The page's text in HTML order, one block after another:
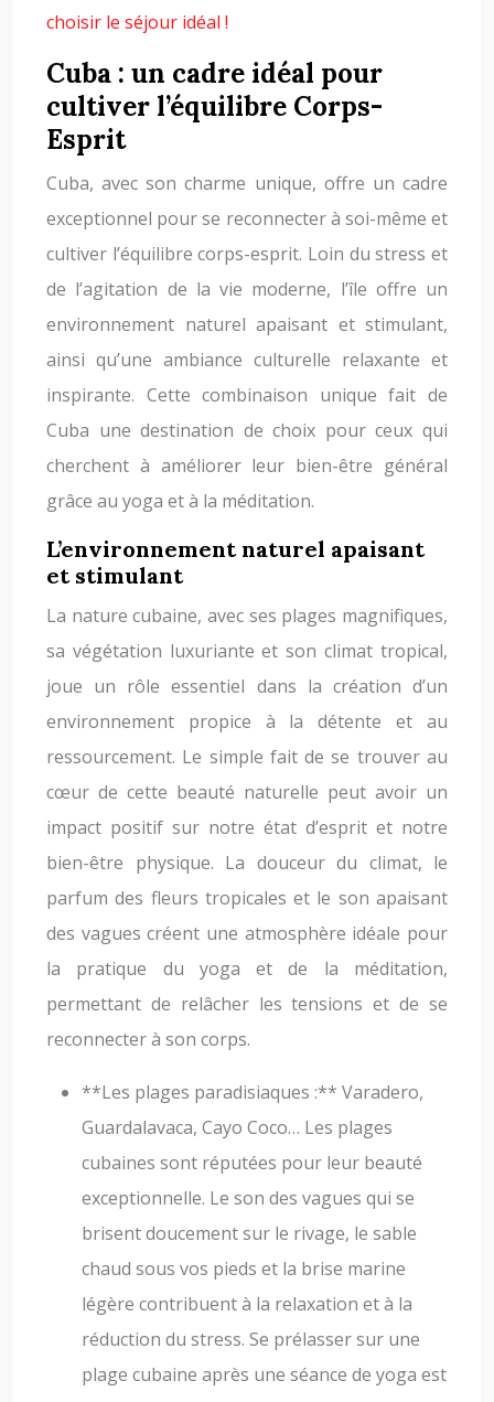
choisir le séjour idéal !
Cuba : un cadre idéal pour
cultiver l’équilibre Corps-
Esprit
Cuba, avec son charme unique, offre un cadre
exceptionnel pour se reconnecter à soi-même et
cultiver l’équilibre corps-esprit. Loin du stress et
de l’agitation de la vie moderne, l’île offre un
environnement naturel apaisant et stimulant,
ainsi qu’une ambiance culturelle relaxante et
inspirante. Cette combinaison unique fait de
Cuba une destination de choix pour ceux qui
cherchent à améliorer leur bien-être général
grâce au yoga et à la méditation.
L’environnement naturel apaisant
et stimulant
La nature cubaine, avec ses plages magnifiques,
sa végétation luxuriante et son climat tropical,
joue un rôle essentiel dans la création d’un
environnement propice à la détente et au
ressourcement. Le simple fait de se trouver au
cœur de cette beauté naturelle peut avoir un
impact positif sur notre état d’esprit et notre
bien-être physique. La douceur du climat, le
parfum des fleurs tropicales et le son apaisant
des vagues créent une atmosphère idéale pour
la pratique du yoga et de la méditation,
permettant de relâcher les tensions et de se
reconnecter à son corps.
**Les plages paradisiaques :** Varadero,
Guardalavaca, Cayo Coco… Les plages
cubaines sont réputées pour leur beauté
exceptionnelle. Le son des vagues qui se
brisent doucement sur le rivage, le sable
chaud sous vos pieds et la brise marine
légère contribuent à la relaxation et à la
réduction du stress. Se prélasser sur une
plage cubaine après une séance de yoga est